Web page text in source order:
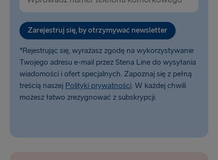
Holyhead → Dublin
Zarejestruj się, by otrzymywać newsletter
*Rejestrując się, wyrażasz zgodę na wykorzystywanie
Twojego adresu e-mail przez Stena Line do wysyłania
wiadomości i ofert specjalnych. Zapoznaj się z pełną
treścią naszej Polityki prywatności. W każdej chwili
możesz łatwo zrezygnować z subskrypcji.